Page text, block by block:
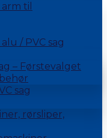
til
/ PVC sag
– Førstevalget
sag
rørsliper,